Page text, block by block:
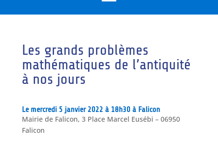
Les grands problèmes
mathématiques de l’antiquité
à nos jours
Le mercredi 5 janvier 2022 à 18h30 à Falicon
Mairie de Falicon, 3 Place Marcel Eusébi – 06950
Falicon